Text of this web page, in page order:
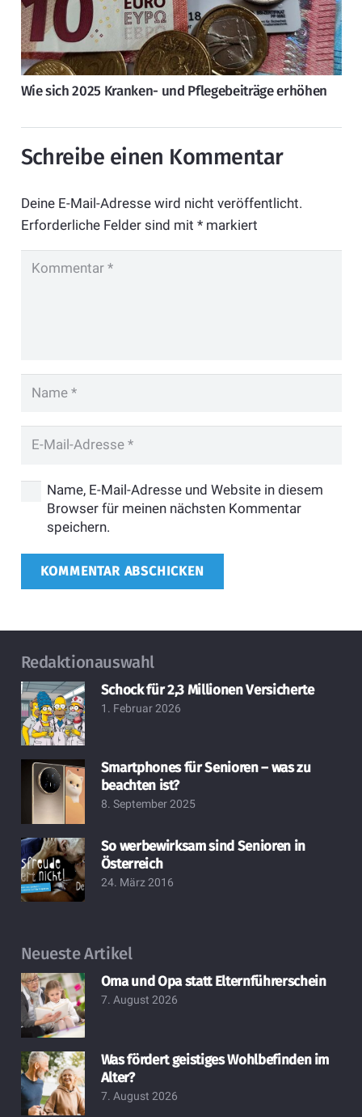
Wie sich 2025 Kranken- und Pflegebeiträge erhöhen
Schreibe einen Kommentar
Deine E-Mail-Adresse wird nicht veröffentlicht.
Erforderliche Felder sind mit *markiert
Name, E-Mail-Adresse und Website in diesem
Browser für meinen nächsten Kommentar
speichern.
KOMMENTAR ABSCHICKEN
Redaktionauswahl
Schock für 2,3 Millionen Versicherte
1. Februar 2026
Smartphones für Senioren – was zu
beachten ist?
8. September 2025
So werbewirksam sind Senioren in
Österreich
24. März 2016
Neueste Artikel
Oma und Opa statt Elternführerschein
7. August 2026
Was fördert geistiges Wohlbefinden im
Alter?
7. August 2026